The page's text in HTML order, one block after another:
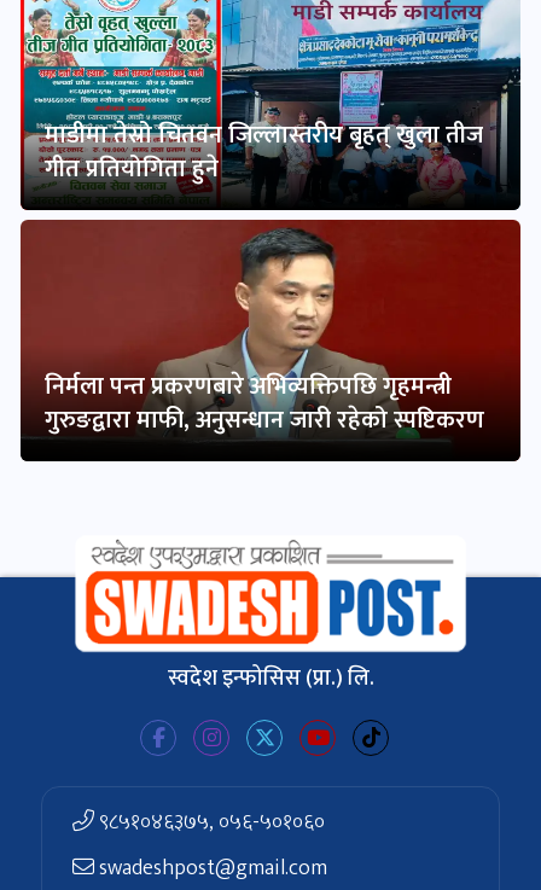
माडीमा तेस्रो चितवन जिल्लास्तरीय बृहत् खुला तीज
गीत प्रतियोगिता हुने
निर्मला पन्त प्रकरणबारे अभिव्यक्तिपछि गृहमन्त्री
गुरुङद्वारा माफी, अनुसन्धान जारी रहेको स्पष्टिकरण
स्वदेश इन्फोसिस (प्रा.) लि.
९८५१०४६३७५, ०५६-५०१०६०
swadeshpost@gmail.com